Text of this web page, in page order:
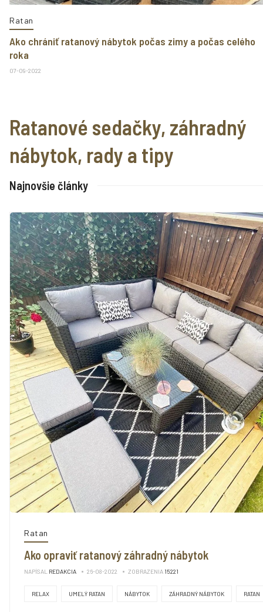
Ratan
Ako chrániť ratanový nábytok počas zimy a počas celého
roka
07-09-2022
Ratanové sedačky, záhradný
nábytok, rady a tipy
Najnovšie články
Ratan
Ako opraviť ratanový záhradný nábytok
NAPÍSAL REDAKCIA 26-08-2022 ZOBRAZENIA 15221
RELAX UMELÝ RATAN NÁBYTOK ZÁHRADNÝ NÁBYTOK RATAN